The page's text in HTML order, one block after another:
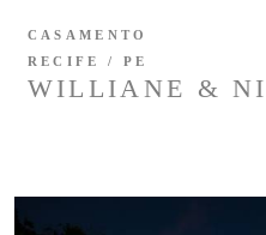
WILLIANE &
CASAMENTO
RECIFE / PE